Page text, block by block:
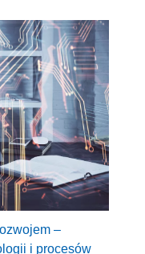
–
i procesów